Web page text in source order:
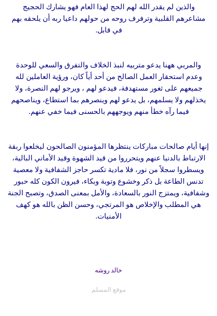
والذين لم يقدر الله لهم الحج لهذا العام فهو يشارك الحجيج
مشاعرهم القلبية وترفرف روحه من حولهم داعيا ربه أن يلحقه بهم
في قابل.
والمربي ههنا يدعو متربيه لنبذ الخلاف والتفرق والسعي للوحدة
وعدم استحقار العمل الصالح من أحد أياً كان، ورؤية العاملين لله
جميعهم على ثغور مستهدفة، فيدعو لهم ، ويرجو لهم النصرة، ولا
يخذلهم ولا يسلمهم، بل يدعو لهم وينصرهم بما استطاع، ويناصحهم
فيما رآه خطأ منهم ويوجههم بالحسنى فيما خفي عنهم.
إنها أيام صالحات مباركات ينتظرها المؤمنون الصالحون ليخلعوا ربقة
الارتباط بالدنيا عنهم ويتحرروا من قيد الشهوة وقيد الأماني البالية،
ويسطروا سجلاً من نور، فلا مادية تكسر حاجز الشفافية ولا معصية
تدنس الطاعة بل ذكر وخشوع وتوبة وبكاء، فيرون الكون كله حبور
وشفافية، ويمتزج النور بالسعادة، والأمل بمعنى الصدق، وتصبح الجنة
هي المطلب والإخلاص هو المرتجي، وحسن الظن بالله هو كهف
الأمنيات.
خالد روشه
موقع المسلم